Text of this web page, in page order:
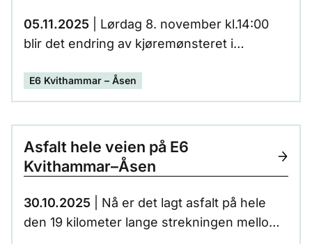
05.11.2025 | Lørdag 8. november kl.14:00
blir det endring av kjøremønsteret i
skjer i forbindelse med at Statens vegvesen
samtidig åpner ny midlertidig E6 forbi
Nesvatnet.
E6 Kvithammar – Åsen
Asfalt hele veien på E6
Kvithammar–Åsen
30.10.2025 | Nå er det lagt asfalt på hele
den 19 kilometer lange strekningen mellom